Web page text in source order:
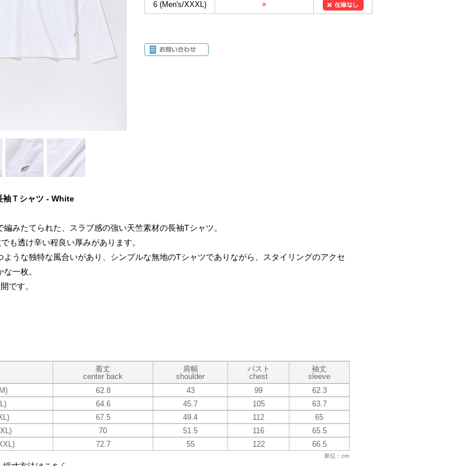
6 (Men's/XXXL) ×
袖Ｔシャツ - White
編みたてられた、スラブ感の強い天竺素材の長袖Tシャツ。
も透け辛い程良い厚みがあります。
ような独特な風合いがあり、シンプルな無地のTシャツでありながら、スタイリングのアクセ
一枚。
です。
着丈
center back
肩幅
shoulder
バスト
chest
袖丈
sleeve
62.8 43 99
62.3
64.6 45.7 105
63.7
67.5 49.4 112
65
70 51.5 116
65.5
72.7 55 122 66.5
単位：cm